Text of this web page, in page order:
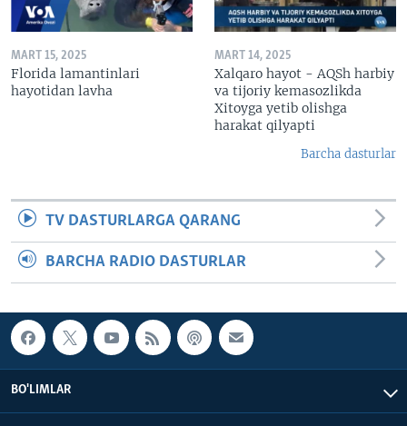
MART 15, 2025
Florida lamantinlari
hayotidan lavha
MART 14, 2025
Xalqaro hayot - AQSh harbiy
va tijoriy kemasozlikda
Xitoyga yetib olishga
harakat qilyapti
Barcha dasturlar
TV DASTURLARGA QARANG
BARCHA RADIO DASTURLAR
BO'LIMLAR